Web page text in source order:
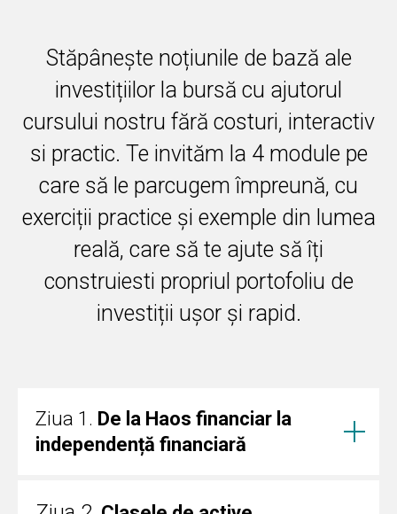
Stăpânește noțiunile de bază ale
investițiilor la bursă cu ajutorul
cursului nostru fără costuri, interactiv
si practic. Te invităm la 4 module pe
care să le parcugem împreună, cu
exerciții practice și exemple din lumea
reală, care să te ajute să îți
construiesti propriul portofoliu de
investiții ușor și rapid.
Ziua 1. De la Haos financiar la
independență financiară